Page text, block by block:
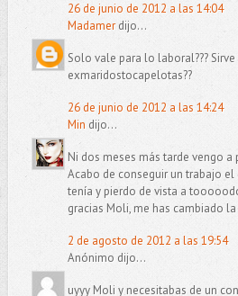
26 de junio de 2012 a las 14:04
Madamerdijo...
Solo vale para lo laboral???
exmaridostocapelotas??
26 de junio de 2012 a las 14:24
Min dijo...
Ni dos meses más tarde vengo
Acabo de conseguir un trabajo
tenía y pierdo de vista a
gracias Moli, me has cambiado
2 de agosto de 2012 a las 19:54
Anónimo dijo...
uyyy Moli y necesitabas de un